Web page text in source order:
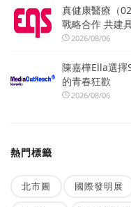
真健康醫療（
戰略合作 共建
2026/08/06
陳嘉樺Ella選
的青春狂歡
2026/08/06
熱門標籤
北市圖 國際發明展